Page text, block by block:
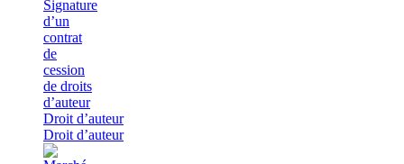
Droit d’auteur
Droit d’auteur